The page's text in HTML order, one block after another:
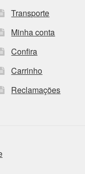
Transporte
Minha conta
Confira
Carrinho
Reclamações